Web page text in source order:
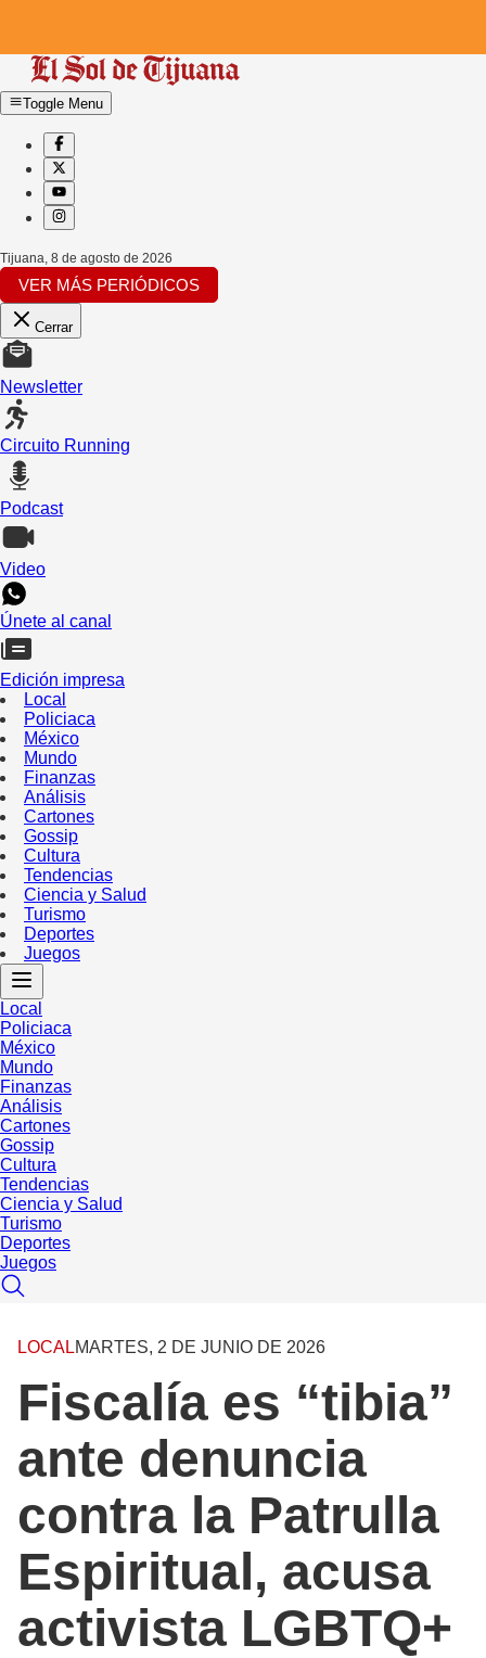
Toggle Menu
Tijuana 8 de agosto de 2026
VER MÁS PERIÓDICOS
Cerrar
Newsletter
Circuito Running
Podcast
Video
Únete al canal
Edición impresa
Local
Policiaca
México
Mundo
Finanzas
Análisis
Cartones
Gossip
Cultura
Tendencias
Ciencia y Salud
Turismo
Deportes
Juegos
Local
Policiaca
México
Mundo
Finanzas
Análisis
Cartones
Gossip
Cultura
Tendencias
Ciencia y Salud
Turismo
Deportes
Juegos
LOCALMARTES, 2 DE JUNIO DE 2026
Fiscalía es “tibia”
ante denuncia
contra la Patrulla
Espiritual, acusa
activista LGBTQ+